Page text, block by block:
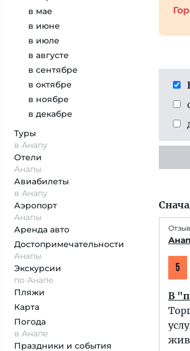
в мае
в июне
в июле
в августе
в сентябре
в октябре
в ноябре
в декабре
Туры
в Анапу
Отели
Анапы
Авиабилеты
в Анапу
Аэропорт
Анапы
Аренда авто
Достопримеча­тельности
Анапы
Экскурсии
по Анапе
Пляжи
Карта
Погода
в Анапе
Праздники и события
5
В